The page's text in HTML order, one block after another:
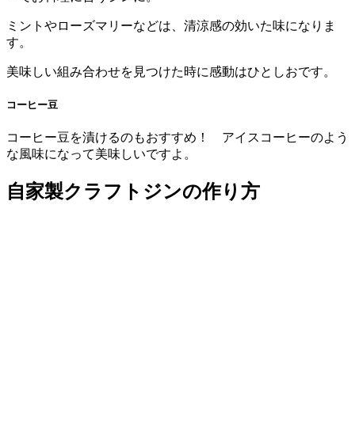
ミントやローズマリーなどは、清涼感の効いた味になりま
す。
美味しい組み合わせを見つけた時に感動はひとしおです。
コーヒー豆
コーヒー豆を漬けるのもおすすめ！ アイスコーヒーのよう
な風味になって美味しいですよ。
自家製クラフトジンの作り方